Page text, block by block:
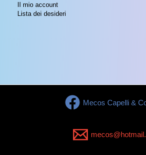
Il mio account
Lista dei desideri
Mecos Capelli &